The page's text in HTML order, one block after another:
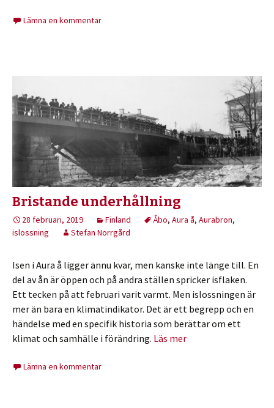
Lämna en kommentar
Bristande underhållning
28 februari, 2019 Finland Åbo, Aura å, Aurabron,
islossning
Stefan Norrgård
Isen i Aura å ligger ännu kvar, men kanske inte länge till. En
del av ån är öppen och på andra ställen spricker isflaken.
Ett tecken på att februari varit varmt. Men islossningen är
mer än bara en klimatindikator. Det är ett begrepp och en
händelse med en specifik historia som berättar om ett
klimat och samhälle i förändring. Läs mer
Lämna en kommentar